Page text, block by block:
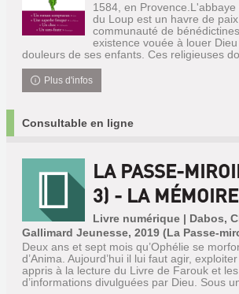
1584, en
du Loup est un havre de
communauté de
existence vouée à louer
douleurs de ses enfants. Ces religieuses
Plus d'infos
Consultable en ligne
LA PASSE-
3) - LA
Livre numérique | Dabos,
Gallimard Jeunesse, 2019 (La Passe-
Deux ans et sept mois qu’Ophélie se
d’Anima. Aujourd’hui il lui faut agir,
appris à la lecture du Livre de Farouk et
d’informations divulguées par Dieu. Sous